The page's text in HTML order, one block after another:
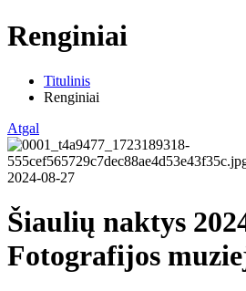
Renginiai
Titulinis
Renginiai
Atgal
2024-08-27
Šiaulių naktys
Fotografijos